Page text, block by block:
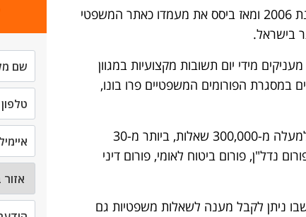
אתר הפורומים המשפטיים הוקם על ידי עו"ד אדי סוברי בשנת 2006 ומאז ביסס את מעמדו כאתר המשפטי
בישראל.
מידי יום תשובות מקצועיות במגוון
במסגרת הפורומים המשפטיים פרו בונו,
מאז הקמתו של האתר, השיבו עורכי הדין הפעילים באתר ללמעלה מ-300,000 שאלות, ביותר מ-30
נדל"ן, פורום ביטוח לאומי, פורום דיני
עידן שבו ניתן לקבל מענה לשאלות משפטיות גם